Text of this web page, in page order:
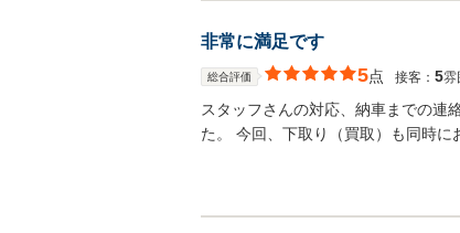
非常に満足です
総合評価 5点 接客： 5雰
スタッフさんの対応、納車までの連
た。 今回、下取り（買取）も同時